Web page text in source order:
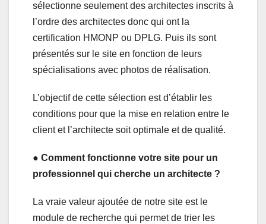
sélectionne seulement des architectes inscrits à
l’ordre des architectes donc qui ont la
certification HMONP ou DPLG. Puis ils sont
présentés sur le site en fonction de leurs
spécialisations avec photos de réalisation.
L’objectif de cette sélection est d’établir les
conditions pour que la mise en relation entre le
client et l’architecte soit optimale et de qualité.
● Comment fonctionne votre site pour un
professionnel qui cherche un architecte ?
La vraie valeur ajoutée de notre site est le
module de recherche qui permet de trier les